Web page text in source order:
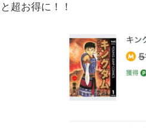
と超お得に！！